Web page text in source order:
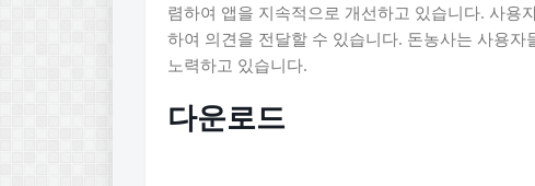
렴하여 앱을 지속적으로 개선하고 있습니다. 사용
하여 의견을 전달할 수 있습니다. 돈농사는 사용
노력하고 있습니다.
다운로드